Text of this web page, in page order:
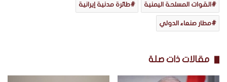
القوات المسلحة اليمنية طائرة مدنية إيرانية
مطار صنعاء الدولي
مقالات ذات صلة